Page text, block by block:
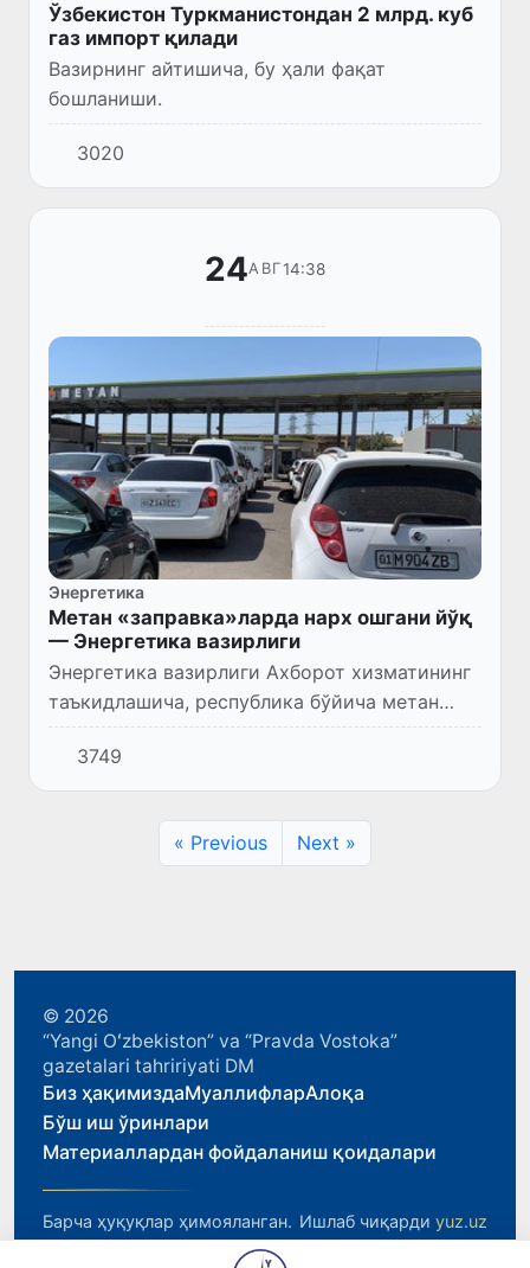
Ўзбекистон Туркманистондан 2 млрд. куб
газ импорт қилади
Вазирнинг айтишича, бу ҳали фақат
бошланиши.
3020
24АВГ14:38
Энергетика
Метан «заправка»ларда нарх ошгани йўқ
— Энергетика вазирлиги
Энергетика вазирлиги Ахборот хизматининг
таъкидлашича, республика бўйича метан
«заправка»ларга табиий газ белгиланган
талабга асосан етказиб берилмоқда, метан
газнинг нархи ҳам ошг...
3749
« Previous Next »
© 2026
“Yangi Oʻzbekiston” va “Pravda Vostoka”
gazetalari tahririyati DM
Биз ҳақимиздаМуаллифларАлоқа
Бўш иш ўринлари
Материаллардан фойдаланиш қоидалари
Барча ҳуқуқлар ҳимояланган. Ишлаб чиқарди yuz.uz